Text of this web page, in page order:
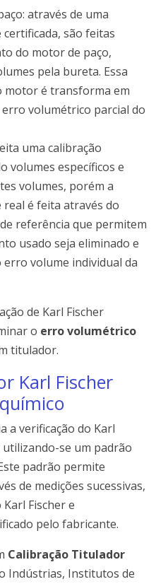
através de uma
certificada, são feitas
do motor de paço,
pela bureta. Essa
motor é transforma em
volumétrico parcial do
uma calibração
volumes específicos e
volumes, porém a
é feita através do
referência que permitem
usado seja eliminado e
volume individual da
de Karl Fischer
o erro volumétrico
titulador.
Karl Fischer
a verificação do Karl
utilizando-se um padrão
padrão permite
de medições sucessivas,
Karl Fischer e
pelo fabricante.
Calibração Titulador
Indústrias, Institutos de